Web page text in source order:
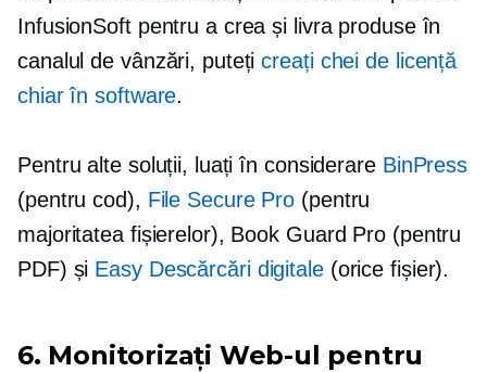
InfusionSoft pentru a crea și livra produse în
canalul de vânzări, putețicreați chei de licență
chiar în software.
Pentru alte soluții, luați în considerare BinPress
(pentru cod), File Secure Pro (pentru
majoritatea fișierelor), Book Guard Pro (pentru
PDF) și Easy Descărcări digitale(orice fișier).
6. Monitorizați Web-ul pentru